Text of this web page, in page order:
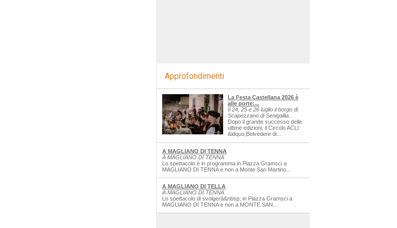
Approfondimenti
La Festa Castellana 2026 è
alle porte:...
Il 24, 25 e 26 luglio il borgo di
Scapezzano di Senigallia...
Dopo il grande successo delle
ultime edizioni, il Circolo ACLI
&ldquo;Belvedere di...
A MAGLIANO DI TENNA
A MAGLIANO DI TENNA
Lo spettacolo è in programma in Piazza Gramsci a
MAGLIANO DI TENNA e non a Monte San Martino...
A MAGLIANO DI TELLA
A MAGLIANO DI TENNA
Lo spettacolo di svolgerà&nbsp; in Piazza Gramsci a
MAGLIANO DI TENNA e non a MONTE SAN...